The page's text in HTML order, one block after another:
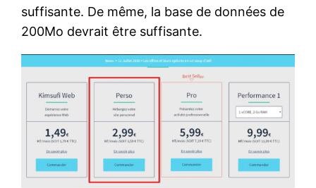
suffisante. De même, la base de données de
200Mo devrait être suffisante.